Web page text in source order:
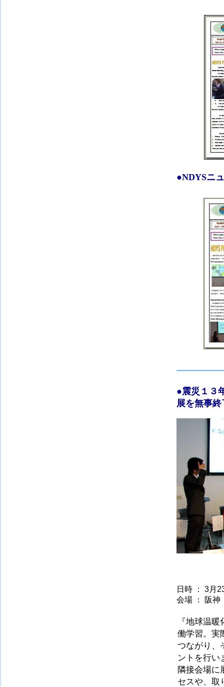
●NDYSニ
●震災１３
展を無事終
日時 ： 3月
会場 ： 阪
『地球温
働学習。実
つながり、
ントを行い
隣接会場に
セスや、取